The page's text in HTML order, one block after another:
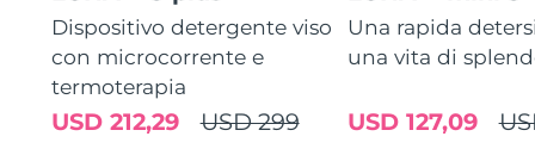
Dispositivo detergente viso
con microcorrente e
termoterapia
USD 299
USD 212,29
Una rapida
una vita di
USD 127,09